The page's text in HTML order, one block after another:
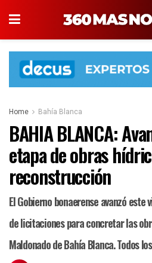
Home Bahía Blanca
BAHIA BLANCA:
etapa de obras
reconstrucción
El Gobierno bonaerense avanzó
de licitaciones para concretar las
Maldonado de Bahía Blanca. Todos